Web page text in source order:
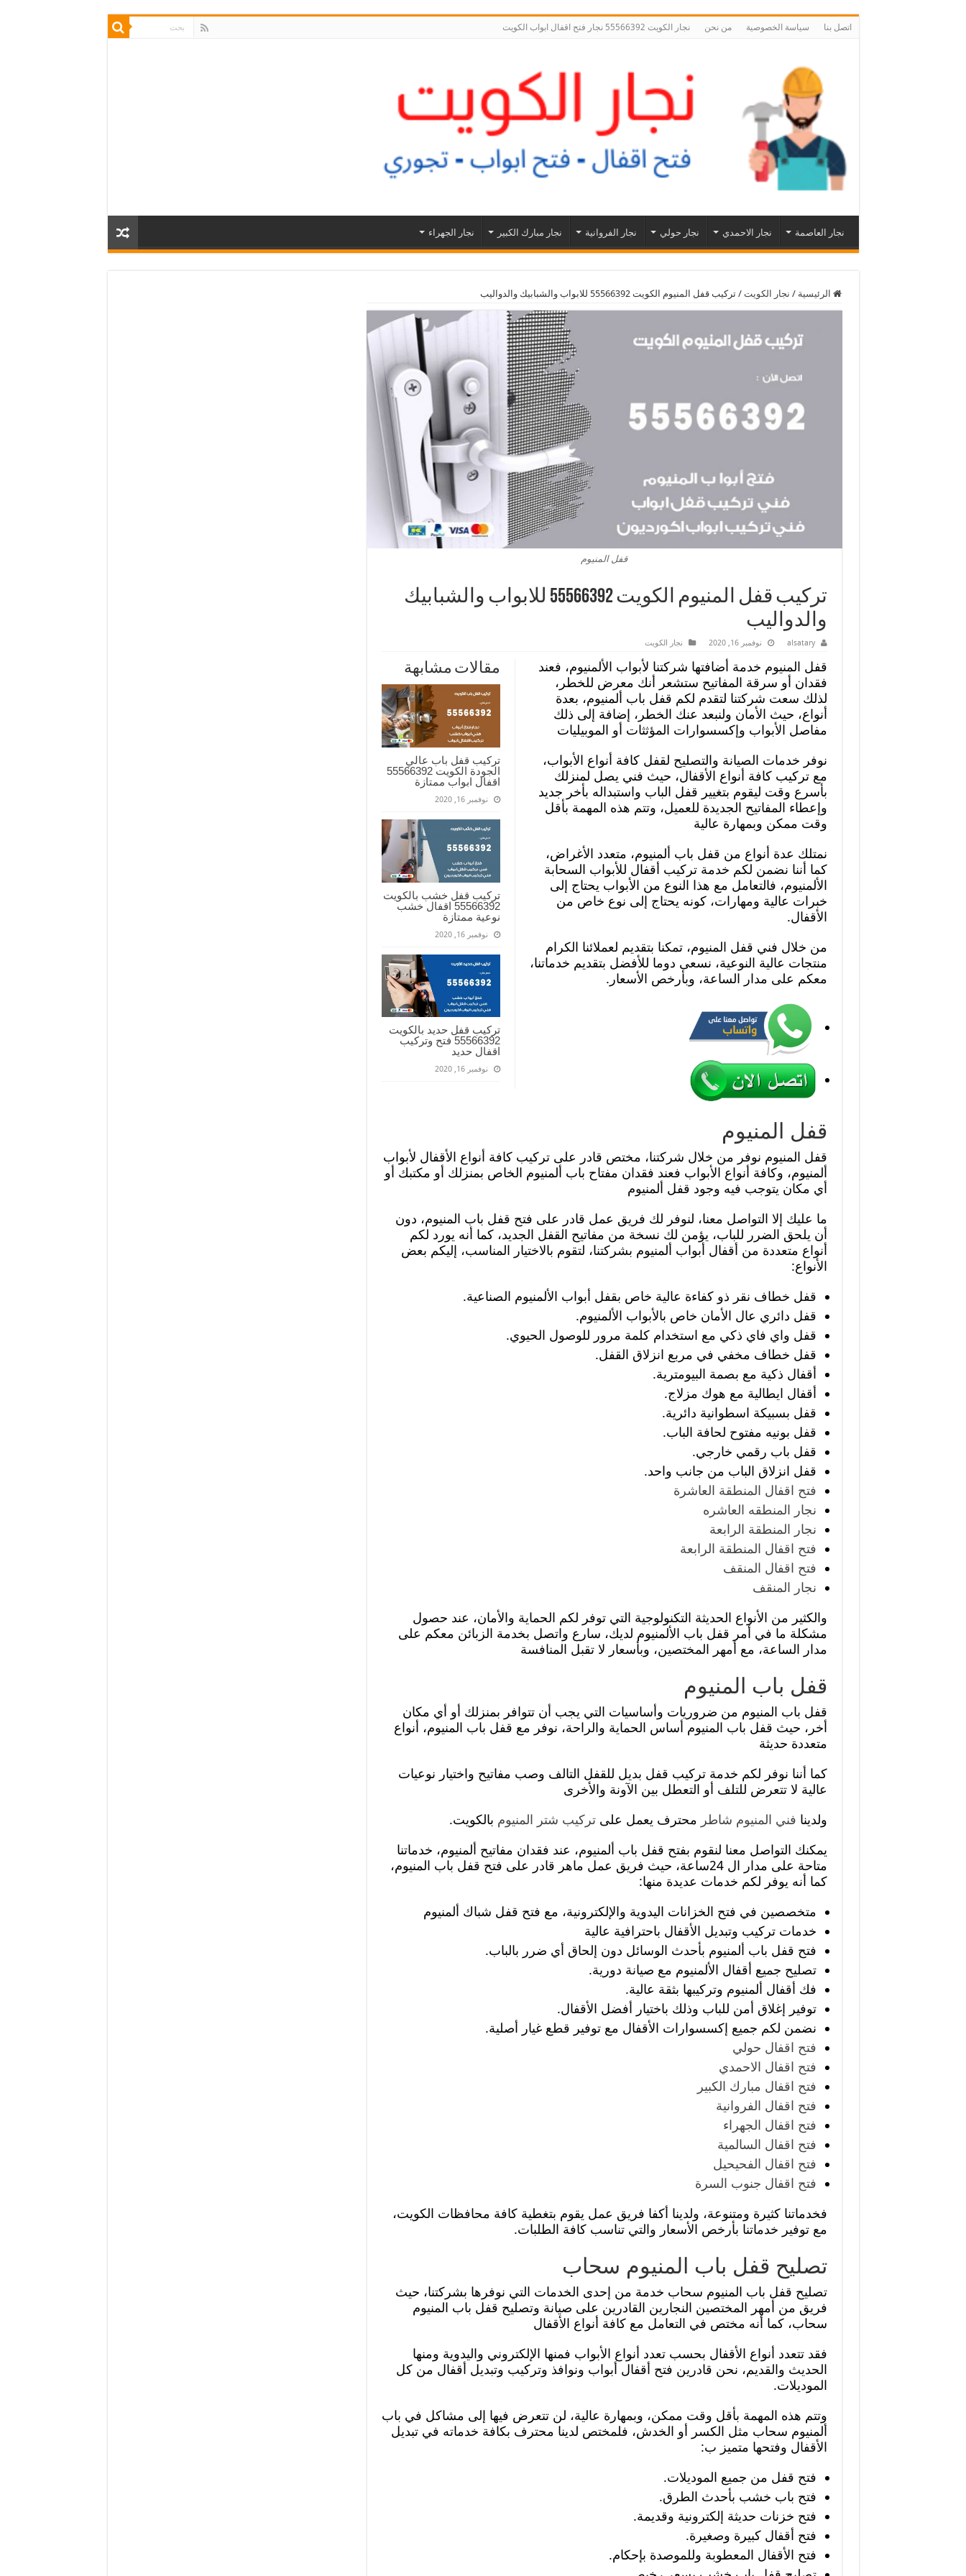
اتصل بنا سياسة الخصوصية من نحن نجار الكويت 55566392 نجار فتح اقفال ابواب الكويت
نجار العاصمة نجار الاحمدي نجار حولي نجار الفروانية نجار مبارك الكبير نجار الجهراء
الرئيسية / نجار الكويت / تركيب قفل المنيوم الكويت 55566392 للابواب والشبابيك والدواليب
قفل المنيوم
تركيب قفل المنيوم الكويت 55566392 للابواب والشبابيك
والدواليب
alsatary نوفمبر 16, 2020 نجار الكويت
مقالات مشابهة
تركيب قفل باب عالي
الجودة الكويت 55566392
اقفال ابواب ممتازة
نوفمبر 16, 2020
تركيب قفل خشب بالكويت
55566392 اقفال خشب
نوعية ممتازة
نوفمبر 16, 2020
تركيب قفل حديد بالكويت
55566392 فتح وتركيب
اقفال حديد
نوفمبر 16, 2020
قفل المنيوم خدمة أضافتها شركتنا لأبواب الألمنيوم، فعند
فقدان أو سرقة المفاتيح ستشعر أنك معرض للخطر،
لذلك سعت شركتنا لتقدم لكم قفل باب ألمنيوم، بعدة
أنواع، حيث الأمان ولنبعد عنك الخطر، إضافة إلى ذلك
مفاصل الأبواب وإكسسوارات المؤثثات أو الموبيليات
نوفر خدمات الصيانة والتصليح لقفل كافة أنواع الأبواب،
مع تركيب كافة أنواع الأقفال، حيث فني يصل لمنزلك
بأسرع وقت ليقوم بتغيير قفل الباب واستبداله بأخر جديد
وإعطاء المفاتيح الجديدة للعميل، وتتم هذه المهمة بأقل
وقت ممكن وبمهارة عالية
نمتلك عدة أنواع من قفل باب ألمنيوم، متعدد الأغراض،
كما أننا نضمن لكم خدمة تركيب أقفال للأبواب السحابة
الألمنيوم، فالتعامل مع هذا النوع من الأبواب يحتاج إلى
خبرات عالية ومهارات، كونه يحتاج إلى نوع خاص من
الأقفال.
من خلال فني قفل المنيوم، تمكنا بتقديم لعملائنا الكرام
منتجات عالية النوعية، نسعى دوما للأفضل بتقديم خدماتنا،
معكم على مدار الساعة، وبأرخص الأسعار.
قفل المنيوم
قفل المنيوم نوفر من خلال شركتنا، مختص قادر على تركيب كافة أنواع الأقفال لأبواب
ألمنيوم، وكافة أنواع الأبواب فعند فقدان مفتاح باب ألمنيوم الخاص بمنزلك أو مكتبك أو
أي مكان يتوجب فيه وجود قفل ألمنيوم
ما عليك إلا التواصل معنا، لنوفر لك فريق عمل قادر على فتح قفل باب المنيوم، دون
أن يلحق الضرر للباب، يؤمن لك نسخة من مفاتيح القفل الجديد، كما أنه يورد لكم
أنواع متعددة من أقفال أبواب ألمنيوم بشركتنا، لتقوم بالاختيار المناسب، إليكم بعض
الأنواع:
قفل خطاف نقر ذو كفاءة عالية خاص بقفل أبواب الألمنيوم الصناعية.
قفل دائري عال الأمان خاص بالأبواب الألمنيوم.
قفل واي فاي ذكي مع استخدام كلمة مرور للوصول الحيوي.
قفل خطاف مخفي في مربع انزلاق القفل.
أقفال ذكية مع بصمة البيومترية.
أقفال ايطالية مع هوك مزلاج.
قفل بسبيكة اسطوانية دائرية.
قفل بونيه مفتوح لحافة الباب.
قفل باب رقمي خارجي.
قفل انزلاق الباب من جانب واحد.
فتح اقفال المنطقة العاشرة
نجار المنطقه العاشره
نجار المنطقة الرابعة
فتح اقفال المنطقة الرابعة
فتح اقفال المنقف
نجار المنقف
والكثير من الأنواع الحديثة التكنولوجية التي توفر لكم الحماية والأمان، عند حصول
مشكلة ما في أمر قفل باب الألمنيوم لديك، سارع واتصل بخدمة الزبائن معكم على
مدار الساعة، مع أمهر المختصين، وبأسعار لا تقبل المنافسة
قفل باب المنيوم
قفل باب المنيوم من ضروريات وأساسيات التي يجب أن تتوافر بمنزلك أو أي مكان
أخر، حيث قفل باب المنيوم أساس الحماية والراحة، نوفر مع قفل باب المنيوم، أنواع
متعددة حديثة
كما أننا نوفر لكم خدمة تركيب قفل بديل للقفل التالف وصب مفاتيح واختيار نوعيات
عالية لا تتعرض للتلف أو التعطل بين الآونة والأخرى
ولدينا فني المنيوم شاطر محترف يعمل علىتركيب شتر المنيوم بالكويت.
يمكنك التواصل معنا لنقوم بفتح قفل باب ألمنيوم، عند فقدان مفاتيح ألمنيوم، خدماتنا
متاحة على مدار ال 24ساعة، حيث فريق عمل ماهر قادر على فتح قفل باب المنيوم،
كما أنه يوفر لكم خدمات عديدة منها:
متخصصين في فتح الخزانات اليدوية والإلكترونية، مع فتح قفل شباك ألمنيوم
خدمات تركيب وتبديل الأقفال باحترافية عالية
فتح قفل باب ألمنيوم بأحدث الوسائل دون إلحاق أي ضرر بالباب.
تصليح جميع أقفال الألمنيوم مع صيانة دورية.
فك أقفال ألمنيوم وتركيبها بثقة عالية.
توفير إغلاق أمن للباب وذلك باختيار أفضل الأقفال.
نضمن لكم جميع إكسسوارات الأقفال مع توفير قطع غيار أصلية.
فتح اقفال حولي
فتح اقفال الاحمدي
فتح اقفال مبارك الكبير
فتح اقفال الفروانية
فتح اقفال الجهراء
فتح اقفال السالمية
فتح اقفال الفحيحيل
فتح اقفال جنوب السرة
فخدماتنا كثيرة ومتنوعة، ولدينا أكفا فريق عمل يقوم بتغطية كافة محافظات الكويت،
مع توفير خدماتنا بأرخص الأسعار والتي تناسب كافة الطلبات.
تصليح قفل باب المنيوم سحاب
تصليح قفل باب المنيوم سحاب خدمة من إحدى الخدمات التي نوفرها بشركتنا، حيث
فريق من أمهر المختصين النجارين القادرين على صيانة وتصليح قفل باب المنيوم
سحاب، كما أنه مختص في التعامل مع كافة أنواع الأقفال
فقد تتعدد أنواع الأقفال بحسب تعدد أنواع الأبواب فمنها الإلكتروني واليدوية ومنها
الحديث والقديم، نحن قادرين فتح أقفال أبواب ونوافذ وتركيب وتبديل أقفال من كل
الموديلات.
وتتم هذه المهمة بأقل وقت ممكن، وبمهارة عالية، لن تتعرض فيها إلى مشاكل في باب
ألمنيوم سحاب مثل الكسر أو الخدش، فلمختص لدينا محترف بكافة خدماته في تبديل
الأقفال وفتحها متميز ب:
فتح قفل من جميع الموديلات.
فتح باب خشب بأحدث الطرق.
فتح خزنات حديثة إلكترونية وقديمة.
فتح أقفال كبيرة وصغيرة.
فتح الأقفال المعطوبة وللموصدة بإحكام.